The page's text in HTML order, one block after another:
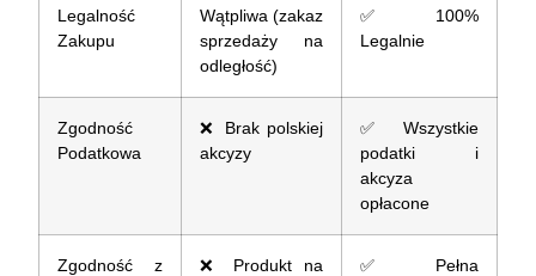
Legalność
Zakupu
Wątpliwa (zakaz
sprzedaży na
odległość)
✅ 100%
Legalnie
Zgodność
Podatkowa
❌ Brak polskiej
akcyzy
✅Wszystkie
podatki i
akcyza
opłacone
Zgodność z
❌ Produkt na
✅ Pełna